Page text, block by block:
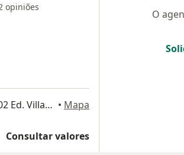
opiniões
Rua dos Pariquis 3001 sala 202 Ed. Village Medical Center, Belém do Pará • Mapa
Consultar valores
O